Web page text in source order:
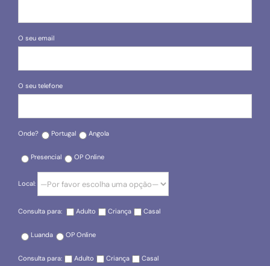
O seu email
O seu telefone
Onde? Portugal Angola
Presencial OP Online
Local:
Consulta para: Adulto Criança Casal
Luanda OP Online
Consulta para: Adulto Criança Casal